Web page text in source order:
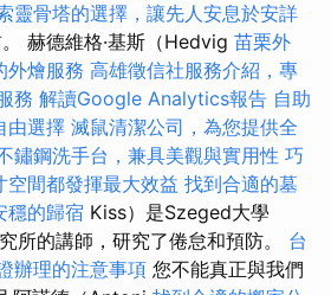
靈骨塔的選擇，讓先人安息於安詳
赫德維格·基斯（Hedvig 苗栗外
外燴服務 高雄徵信社服務介紹，專
務 解讀Google Analytics報告 自助
由選擇 滅鼠清潔公司，為您提供全
鏽鋼洗手台，兼具美觀與實用性 巧
間都發揮最大效益 找到合適的墓
穩的歸宿 Kiss）是Szeged大學
所的講師，研究了倦怠和預防。 台
辦理的注意事項 您不能真正與我們